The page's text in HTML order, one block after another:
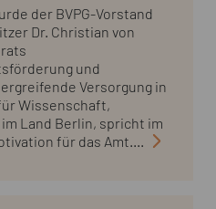
der BVPG-Vorstand
Dr. Christian von
und
Versorgung in
Wissenschaft,
Land Berlin, spricht im
für das Amt....